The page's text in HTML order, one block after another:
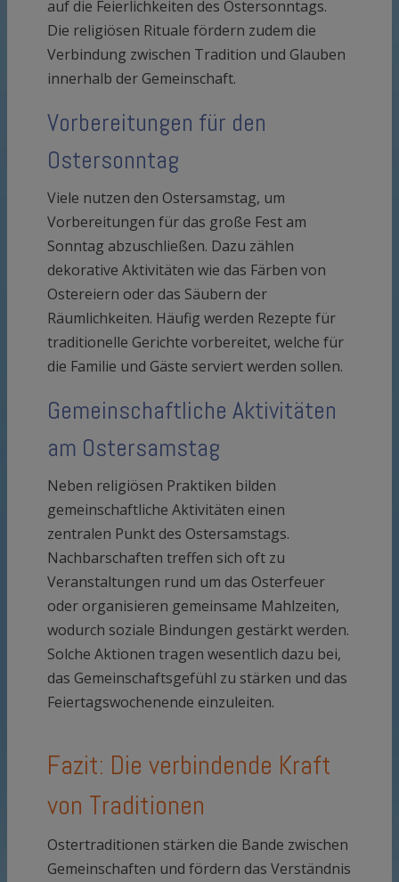
auf die Feierlichkeiten des Ostersonntags.
Die religiösen Rituale fördern zudem die
Verbindung zwischen Tradition und Glauben
innerhalb der Gemeinschaft.
Vorbereitungen für den
Ostersonntag
Viele nutzen den Ostersamstag, um
Vorbereitungen für das große Fest am
Sonntag abzuschließen. Dazu zählen
dekorative Aktivitäten wie das Färben von
Ostereiern oder das Säubern der
Räumlichkeiten. Häufig werden Rezepte für
traditionelle Gerichte vorbereitet, welche für
die Familie und Gäste serviert werden sollen.
Gemeinschaftliche Aktivitäten
am Ostersamstag
Neben religiösen Praktiken bilden
gemeinschaftliche Aktivitäten einen
zentralen Punkt des Ostersamstags.
Nachbarschaften treffen sich oft zu
Veranstaltungen rund um das Osterfeuer
oder organisieren gemeinsame Mahlzeiten,
wodurch soziale Bindungen gestärkt werden.
Solche Aktionen tragen wesentlich dazu bei,
das Gemeinschaftsgefühl zu stärken und das
Feiertagswochenende einzuleiten.
Fazit: Die verbindende Kraft
von Traditionen
Ostertraditionen stärken die Bande zwischen
Gemeinschaften und fördern das Verständnis